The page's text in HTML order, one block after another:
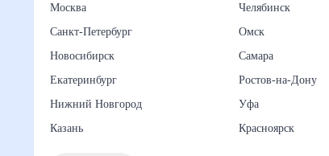
Москва
Санкт-Петербург
Новосибирск
Екатеринбург
Нижний Новгород
Казань
Челябинск
Омск
Самара
Ростов-на-Дону
Уфа
Красноярск